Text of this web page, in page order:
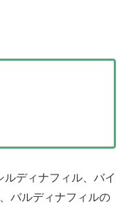
ディナフィル、バイ
バルディナフィルの